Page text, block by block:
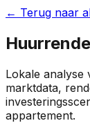
← Terug naar
Lokale analyse
marktdata,
appartement.